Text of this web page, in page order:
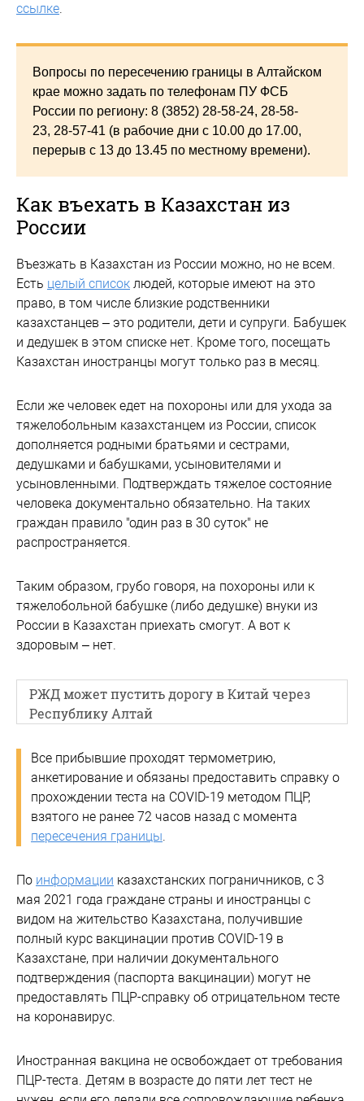
ссылке.
Вопросы по пересечению границы в Алтайском
крае можно задать по телефонам ПУ ФСБ
России по региону: 8 (3852) 28-58-24, 28-58-
23, 28-57-41 (в рабочие дни с 10.00 до 17.00,
перерыв с 13 до 13.45 по местному времени).
Как въехать в Казахстан из
России
Въезжать в Казахстан из России можно, но не всем.
Есть целый список людей, которые имеют на это
право, в том числе близкие родственники
казахстанцев – это родители, дети и супруги. Бабушек
и дедушек в этом списке нет. Кроме того, посещать
Казахстан иностранцы могут только раз в месяц.
Если же человек едет на похороны или для ухода за
тяжелобольным казахстанцем из России, список
дополняется родными братьями и сестрами,
дедушками и бабушками, усыновителями и
усыновленными. Подтверждать тяжелое состояние
человека документально обязательно. На таких
граждан правило "один раз в 30 суток" не
распространяется.
Таким образом, грубо говоря, на похороны или к
тяжелобольной бабушке (либо дедушке) внуки из
России в Казахстан приехать смогут. А вот к
здоровым – нет.
РЖД может пустить дорогу в Китай через
Республику Алтай
Все прибывшие проходят термометрию,
анкетирование и обязаны предоставить справку о
прохождении теста на COVID-19 методом ПЦР,
взятого не ранее 72 часов назад с момента
пересечения границы.
По информации казахстанских пограничников, с 3
мая 2021 года граждане страны и иностранцы с
видом на жительство Казахстана, получившие
полный курс вакцинации против COVID-19 в
Казахстане, при наличии документального
подтверждения (паспорта вакцинации) могут не
предоставлять ПЦР-справку об отрицательном тесте
на коронавирус.
Иностранная вакцина не освобождает от требования
ПЦР-теста. Детям в возрасте до пяти лет тест не